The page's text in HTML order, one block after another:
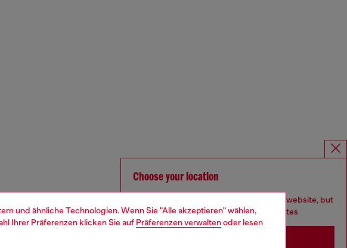
und ähnliche Technologien. Wenn Sie "Alle akzeptieren" wählen,
Ihrer Präferenzen klicken Sie auf Präferenzen verwaltenoder lesen
Choose your location
You are currently browsing Deutschland website, but
it seems you may be based in United States